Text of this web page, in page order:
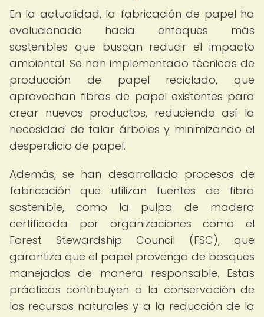
En la actualidad, la fabricación de papel ha
evolucionado hacia enfoques más
sostenibles que buscan reducir el impacto
ambiental. Se han implementado técnicas de
producción de papel reciclado, que
aprovechan fibras de papel existentes para
crear nuevos productos, reduciendo así la
necesidad de talar árboles y minimizando el
desperdicio de papel.
Además, se han desarrollado procesos de
fabricación que utilizan fuentes de fibra
sostenible, como la pulpa de madera
certificada por organizaciones como el
Forest Stewardship Council (FSC), que
garantiza que el papel provenga de bosques
manejados de manera responsable. Estas
prácticas contribuyen a la conservación de
los recursos naturales y a la reducción de la